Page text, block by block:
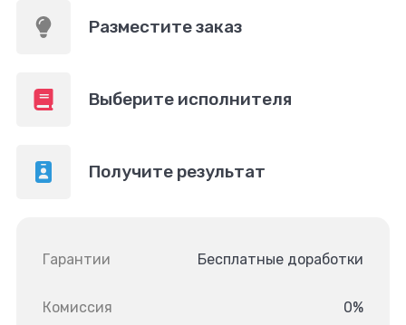
Разместите заказ
Выберите исполнителя
Получите результат
Гарантии Бесплатные доработки
Комиссия 0%